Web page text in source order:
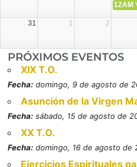
12AM
31 1 2
PRÓXIMOS EVENTOS
XIX T.O.
Fecha: domingo, 9 de agosto de
Asunción de la Virgen
Fecha: sábado, 15 de agosto de
XX T.O.
Fecha: domingo, 16 de agosto de
Ejercicios Espirituales